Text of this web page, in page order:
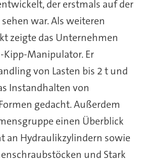
der erstmals auf der
sehen war. Als weiteren
zeigte das Unternehmen
Kipp-Manipulator. Er
von Lasten bis 2 t und
Instandhalten von
gedacht. Außerdem
einen Überblick
an Hydraulikzylindern sowie
und Stark